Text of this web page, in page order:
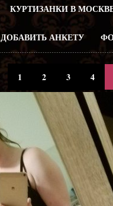
КУРТИЗАНКИ В
ДОБАВИТЬ АНКЕТУ
1 2 3 4